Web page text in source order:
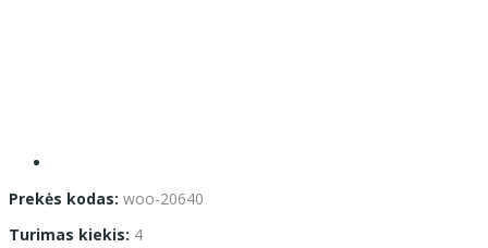
Prekės kodas: woo-20640
Turimas kiekis: 4